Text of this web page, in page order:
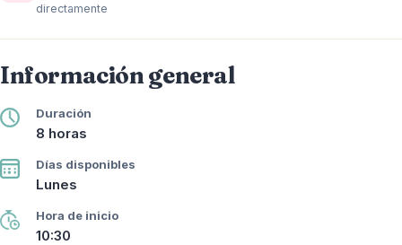
directamente
Información general
Duración
8 horas
Días disponibles
Lunes
Hora de inicio
10:30